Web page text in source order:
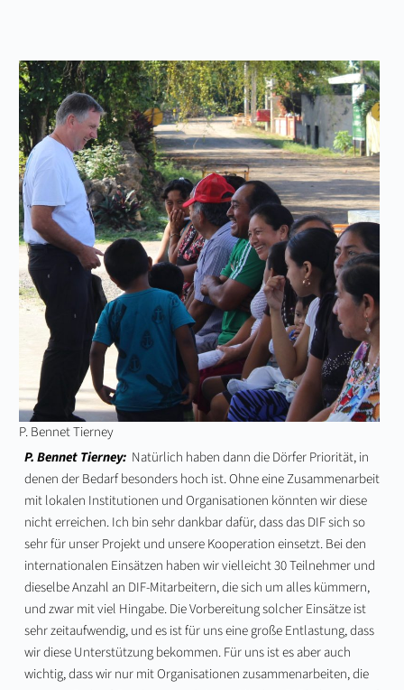
P. Bennet Tierney
P. Bennet Tierney: Natürlich haben dann die Dörfer Priorität, in
denen der Bedarf besonders hoch ist. Ohne eine Zusammenarbeit
mit lokalen Institutionen und Organisationen könnten wir diese
nicht erreichen. Ich bin sehr dankbar dafür, dass das DIF sich so
sehr für unser Projekt und unsere Kooperation einsetzt. Bei den
internationalen Einsätzen haben wir vielleicht 30 Teilnehmer und
dieselbe Anzahl an DIF-Mitarbeitern, die sich um alles kümmern,
und zwar mit viel Hingabe. Die Vorbereitung solcher Einsätze ist
sehr zeitaufwendig, und es ist für uns eine große Entlastung, dass
wir diese Unterstützung bekommen. Für uns ist es aber auch
wichtig, dass wir nur mit Organisationen zusammenarbeiten, die